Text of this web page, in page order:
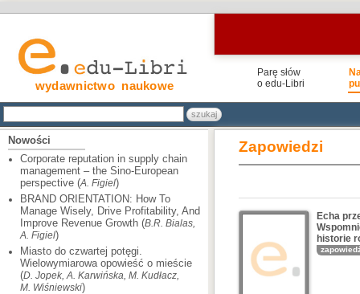
wydawnictwo naukowe
Parę słów
o edu-Libri
Nowości
Corporate reputation in supply chain
management – the Sino-European
perspective (A. Figiel)
BRAND ORIENTATION: How To
Manage Wisely, Drive Profitability, And
Improve Revenue Growth (B.R. Bialas,
A. Figiel)
Miasto do czwartej potęgi.
Wielowymiarowa opowieść o mieście
(D. Jopek, A. Karwińska, M. Kudłacz,
M. Wiśniewski)
Zapowiedzi
Echa
historie